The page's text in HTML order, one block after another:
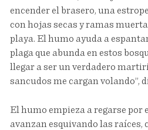
encender el brasero, una
con hojas secas y ramas
playa. El humo ayuda a
plaga que abunda en estos
llegar a ser un verdadero
sancudos me cargan volando”,
El humo empieza a regarse por
avanzan esquivando las raíces,